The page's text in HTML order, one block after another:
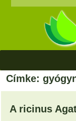
Címke:
A ricinus